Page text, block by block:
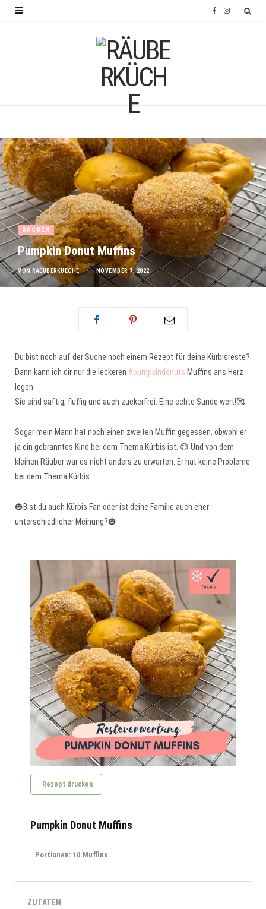
o
k
I
r
a
m
BACKEN
Pumpkin Donut Muffins
VON RAEUBERKUECHE NOVEMBER 7, 2022
Du bist noch auf der Suche noch einem Rezept für deine Kürbisreste?
Dann kann ich dir nur die leckeren #pumpkindonuts Muffins ans Herz
legen.
Sie sind saftig, fluffig und auch zuckerfrei. Eine echte Sünde wert!🥰
Sogar mein Mann hat noch einen zweiten Muffin gegessen, obwohl er
ja ein gebranntes Kind bei dem Thema Kürbis ist. 😅 Und von dem
kleinen Räuber war es nicht anders zu erwarten. Er hat keine Probleme
bei dem Thema Kürbis.
🎃Bist du auch Kürbis Fan oder ist deine Familie auch eher
unterschiedlicher Meinung?🎃
Rezept drucken
Pumpkin Donut Muffins
Portionen: 10 Muffins
ZUTATEN